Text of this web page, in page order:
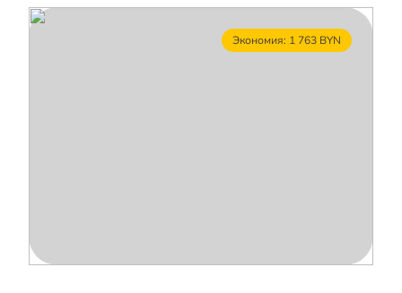
Экономия: 1 763 BYN